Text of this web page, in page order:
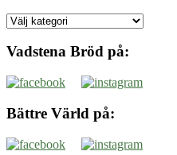
Tidigare
Vadstena Bröd på:
Bättre Värld på: